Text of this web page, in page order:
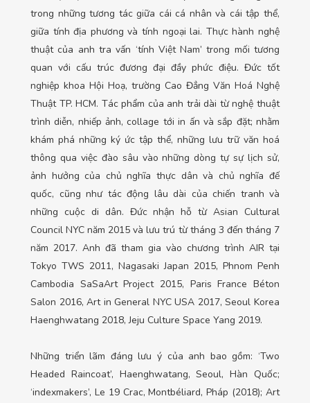
trong những tương tác giữa cái cá nhân và cái tập thể,
giữa tính địa phương và tính ngoại lai. Thực hành nghệ
thuật của anh tra vấn ‘tính Việt Nam’ trong mối tương
quan với cấu trúc đương đại đầy phức điệu. Đức tốt
nghiệp khoa Hội Hoạ, trường Cao Đẳng Văn Hoá Nghệ
Thuật TP. HCM. Tác phẩm của anh trải dài từ nghệ thuật
trình diễn, nhiếp ảnh, collage tới in ấn và sắp đặt; nhằm
khám phá những ký ức tập thể, những lưu trữ văn hoá
thông qua việc đào sâu vào những dòng tự sự lịch sử,
ảnh hưởng của chủ nghĩa thực dân và chủ nghĩa đế
quốc, cũng như tác động lâu dài của chiến tranh và
những cuộc di dân. Đức nhận hỗ từ Asian Cultural
Council NYC năm 2015 và lưu trú từ tháng 3 đến tháng 7
năm 2017. Anh đã tham gia vào chương trình AIR tại
Tokyo TWS 2011, Nagasaki Japan 2015, Phnom Penh
Cambodia SaSaArt Project 2015, Paris France Béton
Salon 2016, Art in General NYC USA 2017, Seoul Korea
Haenghwatang 2018, Jeju Culture Space Yang 2019.
Những triển lãm đáng lưu ý của anh bao gồm: ‘Two
Headed Raincoat’, Haenghwatang, Seoul, Hàn Quốc;
‘indexmakers’, Le 19 Crac, Montbéliard, Pháp (2018); Art